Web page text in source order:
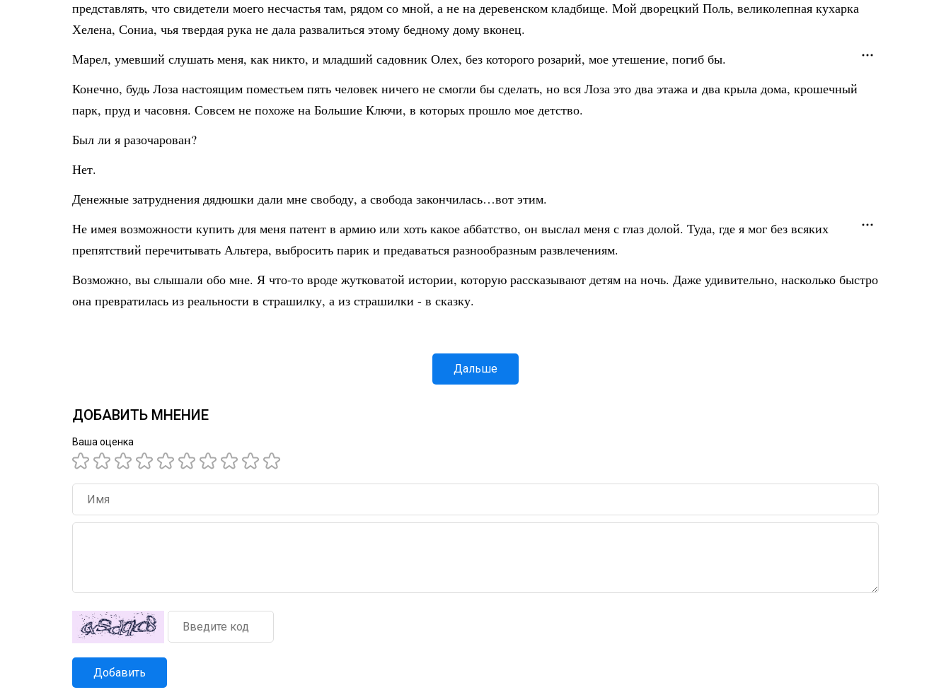
представлять, что свидетели моего несчастья там, рядом со мной, а не на деревенском кладбище. Мой дворецкий Поль, великолепная кухарка
Хелена, Сониа, чья твердая рука не дала развалиться этому бедному дому вконец.
Марел, умевший слушать меня, как никто, и младший садовник Олех, без которого розарий, мое утешение, погиб бы.
Конечно, будь Лоза настоящим поместьем пять человек ничего не смогли бы сделать, но вся Лоза это два этажа и два крыла дома, крошечный
парк, пруд и часовня. Совсем не похоже на Большие Ключи, в которых прошло мое детство.
Был ли я разочарован?
Нет.
Денежные затруднения дядюшки дали мне свободу, а свобода закончилась…вот этим.
Не имея возможности купить для меня патент в армию или хоть какое аббатство, он выслал меня с глаз долой. Туда, где я мог без всяких
препятствий перечитывать Альтера, выбросить парик и предаваться разнообразным развлечениям.
Возможно, вы слышали обо мне. Я что-то вроде жутковатой истории, которую рассказывают детям на ночь. Даже удивительно, насколько быстро
она превратилась из реальности в страшилку, а из страшилки - в сказку.
Дальше
ДОБАВИТЬ МНЕНИЕ
Ваша оценка
Добавить